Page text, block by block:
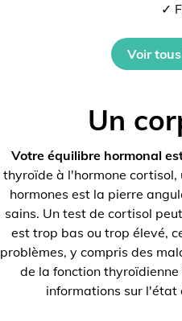
✓
Voir
Un
Votre équilibre hormonal
thyroïde à l'hormone cortisol,
hormones est la pierre
sains. Un test de cortisol
est trop bas ou trop élevé,
problèmes, y compris des
de la fonction
informations sur l'état